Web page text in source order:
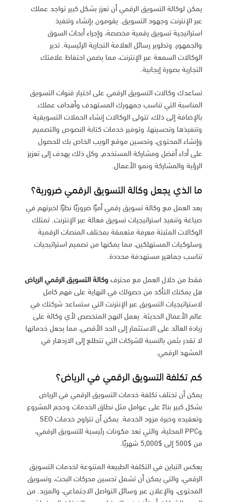
يمكن لوكالة التسويق الرقمي أن تعزز بشكل كبير تواجد عملك
عبر الإنترنت وجهود التسويق. يقومون بإنشاء وتنفيذ
استراتيجية تسويق رقمية مخصصة، وإجراء أبحاث السوق
والجمهور، وتطوير رسائل العلامة التجارية الرئيسية. تدير
الوكالات السمعة عبر الإنترنت، مما يضمن احتفاظ علامتك
التجارية بصورة إيجابية.
تساعدك وكالات التسويق الرقمي على اختيار قنوات التسويق
المناسبة التي تناسب جمهورك المستهدف وأهداف عملك.
بالإضافة إلى ذلك، تتولى الوكالات إنشاء الحملات التسويقية
وتنفيذها وتحسينها، وتوفير خدمات كتابة النصوص والتصميم
وإنشاء المحتوى، وتحسين موقع الويب الخاص بك للحصول
على أداء أفضل ومشاركة المستخدم، وكل ذلك يهدف إلى تعزيز
الرؤية والمشاركة ونمو الأعمال.
ما الذي يجعل وكالة التسويق الرقمي ضرورية؟
يعد العمل مع وكالة تسويق رقمي أمرًا ضروريًا نظرًا لخبرتهم في
صياغة وتنفيذ استراتيجيات تسويق فعالة عبر الإنترنت. تمتلك
الوكالات المثبتة معرفة متعمقة بمختلف المنصات الرقمية
وسلوكيات المستهلكين، مما يمكنها من تصميم استراتيجيات
تناسب جماهير مستهدفة محددة.
فقط من خلال العمل مع محترفوكالة التسويق الرقمي الرياض
هل يمكنك التأكد من حصولك في النهاية على فهم كامل
لاستراتيجيات التسويق عبر الإنترنت التي ستساعد شركتك في
عالم الأعمال الحديثة. يعمل النهج المتخصص لأي وكالة على
زيادة العائد على الاستثمار إلى الحد الأقصى، مما يجعل خدماتها
لا تقدر بثمن بالنسبة للشركات التي تتطلع إلى الازدهار في
المشهد الرقمي.
كم تكلفة التسويق الرقمي في الرياض؟
يمكن أن تختلف تكلفة خدمات التسويق الرقمي في الرياض
بشكل كبير بناءً على عوامل مثل نطاق الخدمات وحجم المشروع
وتعقيده وخبرة مزود الخدمة. يمكن أن تتراوح خدمات SEO
وPPC المحلية، والتي تعد مكونات رئيسية للتسويق الرقمي،
من $500 إلى $5,000 شهريًا.
يعكس التباين في التكلفة الطبيعة المتنوعة لخدمات التسويق
الرقمي، والتي يمكن أن تشمل تحسين محركات البحث، وتسويق
المحتوى، والإعلان عبر وسائل التواصل الاجتماعي، والمزيد. من